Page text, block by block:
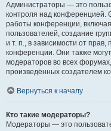
Администраторы — это
контроля над конференцией.
работы конференции,
пользователей, создание
и т. п., в зависимости от
конференции. Они также
модераторов во всех
произведённых создателем
Вернуться к началу
Кто такие модераторы?
Модераторы — это